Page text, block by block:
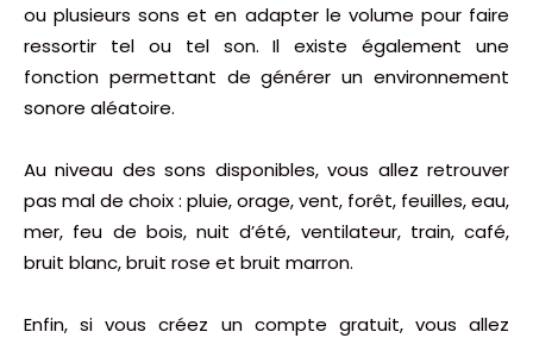
ou plusieurs sons et en adapter le volume pour faire
ressortir tel ou tel son. Il existe également une
fonction permettant de générer un environnement
sonore aléatoire.
Au niveau des sons disponibles, vous allez retrouver
pas mal de choix : pluie, orage, vent, forêt, feuilles, eau,
mer, feu de bois, nuit d’été, ventilateur, train, café,
bruit blanc, bruit rose et bruit marron.
Enfin, si vous créez un compte gratuit, vous allez